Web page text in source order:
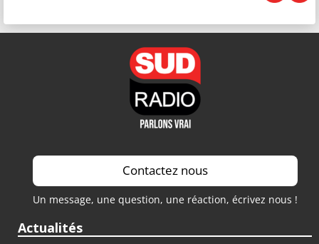
Contactez nous
Un message, une question, une réaction, écrivez nous !
Actualités